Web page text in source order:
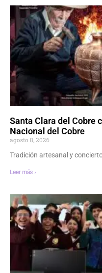
Santa Clara del Cobre
Nacional del Cobre
agosto 8, 2026
Tradición artesanal y
Leer más ›